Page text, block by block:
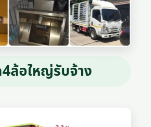
ล้อใหญ่รับจ้าง